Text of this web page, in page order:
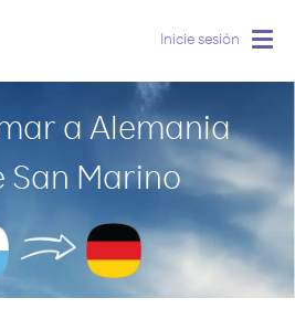
Inicie sesión
a Alemania
San Marino